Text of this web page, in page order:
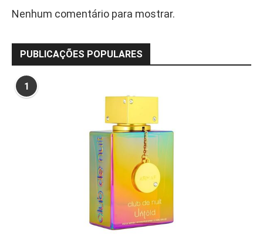
Nenhum comentário para mostrar.
PUBLICAÇÕES POPULARES
1